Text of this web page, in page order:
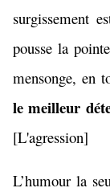
surgissement
pousse la
mensonge, en
le meilleur
[L'agression]
L’humour la